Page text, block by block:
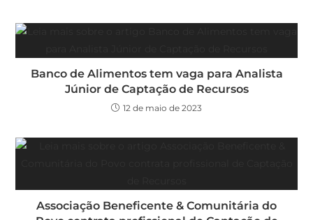
Banco de Alimentos tem vaga para Analista
Júnior de Captação de Recursos
12 de maio de 2023
Associação Beneficente & Comunitária do